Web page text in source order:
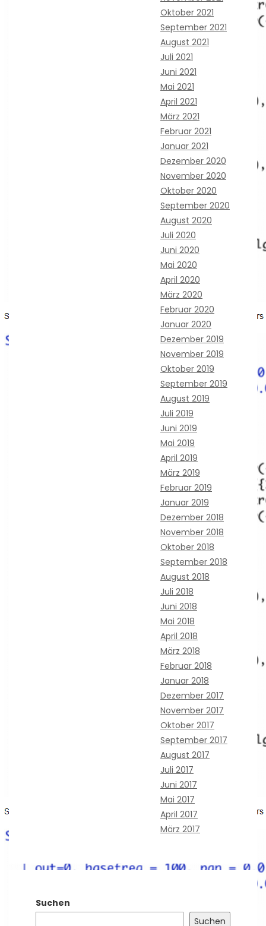
Oktober 2021
September 2021
August 2021
Juli 2021
Juni 2021
Mai 2021
April 2021
März 2021
Februar 2021
Januar 2021
Dezember 2020
November 2020
Oktober 2020
September 2020
August 2020
Juli 2020
Juni 2020
Mai 2020
April 2020
März 2020
Februar 2020
Januar 2020
Dezember 2019
November 2019
Oktober 2019
September 2019
August 2019
Juli 2019
Juni 2019
Mai 2019
April 2019
März 2019
Februar 2019
Januar 2019
Dezember 2018
November 2018
Oktober 2018
September 2018
August 2018
Juli 2018
Juni 2018
Mai 2018
April 2018
März 2018
Februar 2018
Januar 2018
Dezember 2017
November 2017
Oktober 2017
September 2017
August 2017
Juli 2017
Juni 2017
Mai 2017
April 2017
März 2017
Suchen
Suchen